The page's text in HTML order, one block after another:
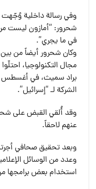
وفي رسالة داخلية وُجّهت
شحرور: “أمازون ليست
في ما يجري”.
مجال التكنولوجيا،
براد سميث، في أغسطس
الشركة لـ “إسرائيل”.
وقد أُلقي القبض على
عنهم لاحقاً.
وبعد تحقيق صحافي أجرته
وعدد من الوسائل
استخدام بعض برامجها